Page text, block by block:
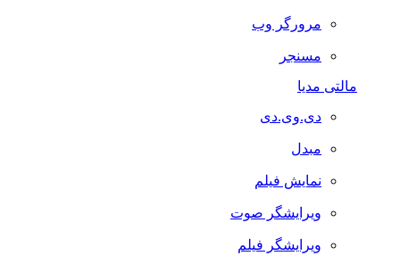
مرورگر وب
مسنجر
مالتی مدیا
دی.وی.دی
مبدل
نمایش فیلم
ویرایشگر صوت
ویرایشگر فیلم